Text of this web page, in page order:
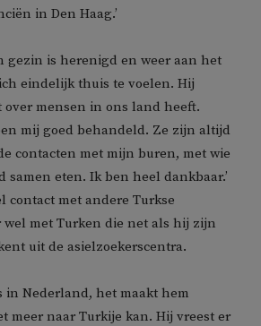
in Den Haag.’
gezin is herenigd en weer aan het
eindelijk thuis te voelen. Hij
mensen in ons land heeft.
mij goed behandeld. Ze zijn altijd
contacten met mijn buren, met wie
samen eten. Ik ben heel dankbaar.’
contact met andere Turkse
wel met Turken die net als hij zijn
uit de asielzoekerscentra.
in Nederland, het maakt hem
meer naar Turkije kan. Hij vreest er